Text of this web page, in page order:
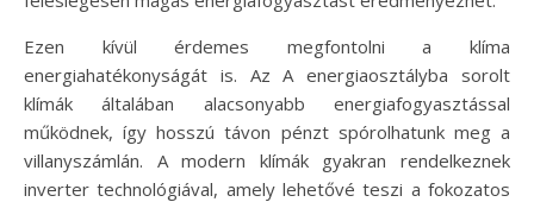
Ezen kívül érdemes megfontolni a klíma
energiahatékonyságát is. Az A energiaosztályba sorolt
klímák általában alacsonyabb energiafogyasztással
működnek, így hosszú távon pénzt spórolhatunk meg a
villanyszámlán. A modern klímák gyakran rendelkeznek
inverter technológiával, amely lehetővé teszi a fokozatos